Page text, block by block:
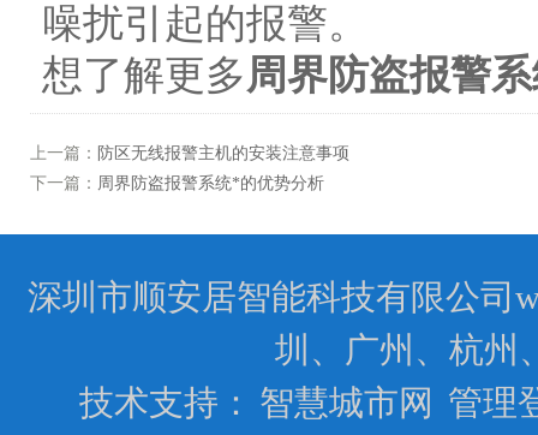
噪扰引起的报警。
想了解更多周界防盗报警
上一篇： 防区无线报警主机的安装注意事项
下一篇： 周界防盗报警系统*的优势分析
深圳市顺安居智能科技有限公司
圳、广州、杭州
技术支持： 智慧城市网 管理